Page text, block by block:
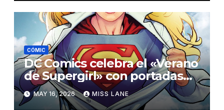
CÓMIC
DC Comics celebra el «Verano
de Supergirl» con portadas
alternativas repletas de
estrellas
MAY 16, 2026 MISS LANE